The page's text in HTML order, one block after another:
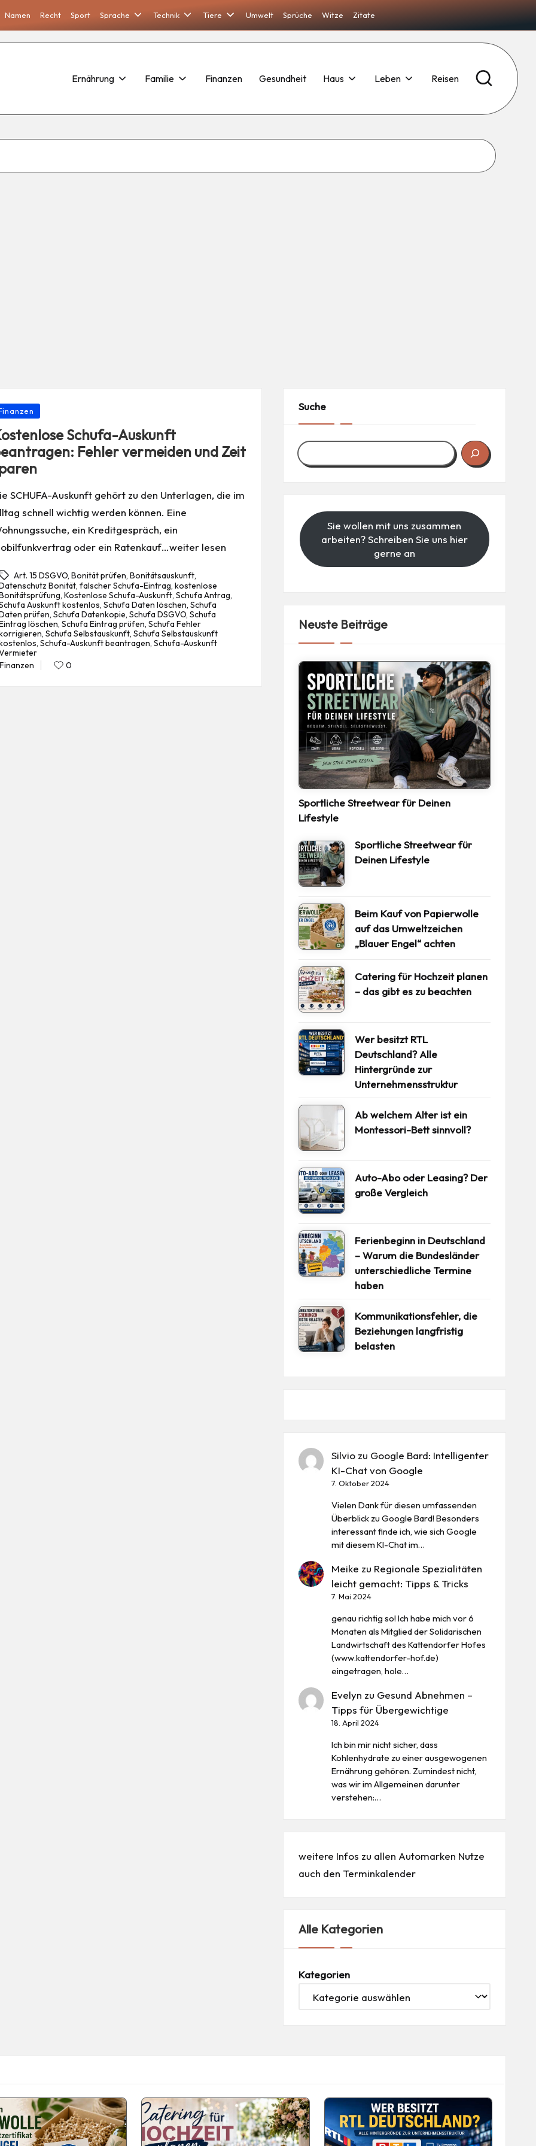
Namen Recht Sport Sprache Technik Tiere Umwelt Sprüche Witze Zitate
Ernährung Familie Finanzen Gesundheit Haus Leben Reisen
Schufa-Auskunft
Fehler vermeiden und Zeit
SCHUFA-Auskunft gehört zu den Unterlagen, die im
schnell wichtig werden können. Eine
ein Kreditgespräch, ein
oder ein Ratenkauf…weiter lesen
Art. 15 DSGVO,Bonität prüfen,Bonitätsauskunft,
Bonität, falscher Schufa-Eintrag, kostenlose
, Kostenlose Schufa-Auskunft, Schufa Antrag,
Auskunft kostenlos, Schufa Daten löschen, Schufa
prüfen, Schufa Datenkopie, Schufa DSGVO, Schufa
löschen, Schufa Eintrag prüfen, Schufa Fehler
, Schufa Selbstauskunft, Schufa Selbstauskunft
, Schufa-Auskunft beantragen, Schufa-Auskunft
0
Suche
Sie wollen mit uns zusammen
arbeiten? Schreiben Sie uns hier
gerne an
Neuste Beiträge
Sportliche Streetwear für Deinen
Lifestyle
Sportliche Streetwear für
Deinen Lifestyle
Beim Kauf von Papierwolle
auf das Umweltzeichen
„Blauer Engel“ achten
Catering für Hochzeit planen
– das gibt es zu beachten
Wer besitzt RTL
Deutschland? Alle
Hintergründe zur
Unternehmensstruktur
Ab welchem Alter ist ein
Montessori-Bett sinnvoll?
Auto-Abo oder Leasing? Der
große Vergleich
Ferienbeginn in Deutschland
– Warum die Bundesländer
unterschiedliche Termine
haben
Kommunikationsfehler, die
Beziehungen langfristig
belasten
Silvio zu Google Bard: Intelligenter
KI-Chat von Google
7. Oktober 2024
Vielen Dank für diesen umfassenden
Überblick zu Google Bard! Besonders
interessant finde ich, wie sich Google
mit diesem KI-Chat im…
Meike zu Regionale Spezialitäten
leicht gemacht: Tipps & Tricks
7. Mai 2024
genau richtig so! Ich habe mich vor 6
Monaten als Mitglied der Solidarischen
Landwirtschaft des Kattendorfer Hofes
(www.kattendorfer-hof.de)
eingetragen, hole…
Evelyn zu Gesund Abnehmen –
Tipps für Übergewichtige
18. April 2024
Ich bin mir nicht sicher, dass
Kohlenhydrate zu einer ausgewogenen
Ernährung gehören. Zumindest nicht,
was wir im Allgemeinen darunter
verstehen:…
weitere Infos zu allen Automarken Nutze
auch den Terminkalender
Alle Kategorien
Kategorien